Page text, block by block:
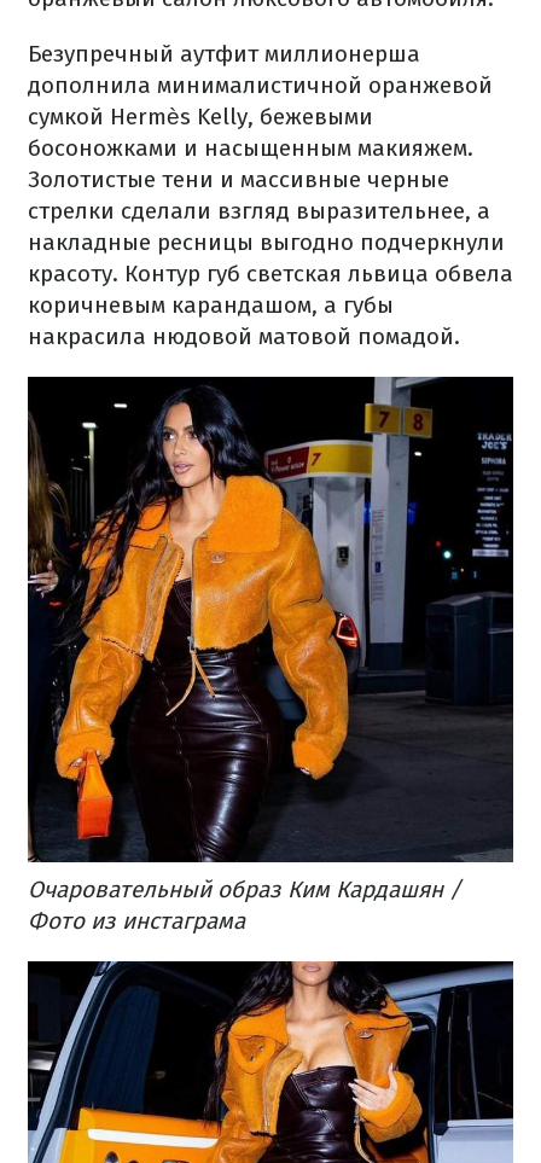
Безупречный аутфит миллионерша
дополнила минималистичной оранжевой
сумкой Hermès Kelly, бежевыми
босоножками и насыщенным макияжем.
Золотистые тени и массивные черные
стрелки сделали взгляд выразительнее, а
накладные ресницы выгодно подчеркнули
красоту. Контур губ светская львица обвела
коричневым карандашом, а губы
накрасила нюдовой матовой помадой.
Очаровательный образ Ким Кардашян /
Фото из инстаграма